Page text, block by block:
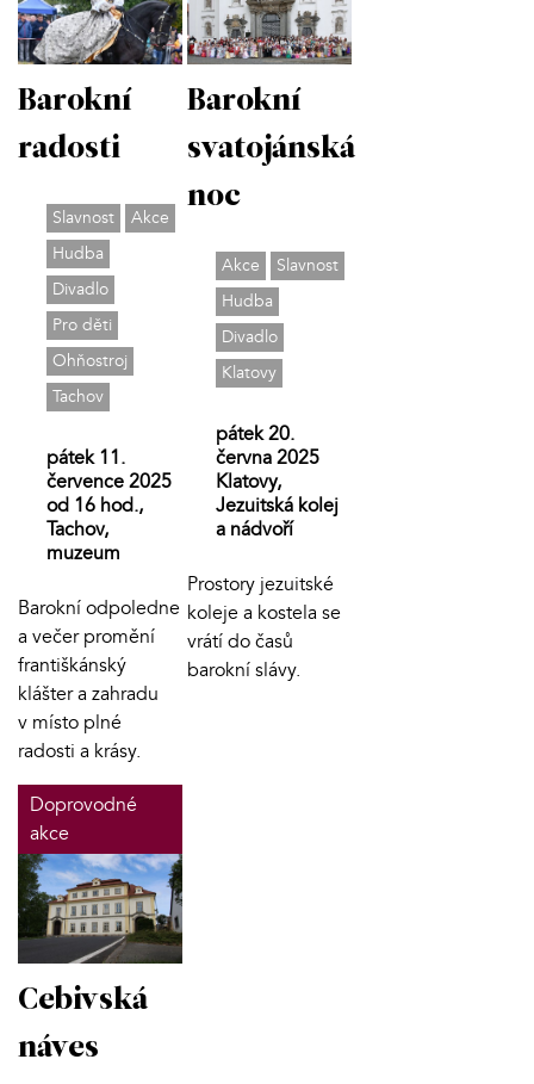
Barokní
radosti
Slavnost
Akce
Hudba
Divadlo
Pro děti
Ohňostroj
Tachov
pátek 11.
července 2025
od 16 hod.,
Tachov,
muzeum
Barokní odpoledne
a večer promění
františkánský
klášter a zahradu
v místo plné
radosti a krásy.
Barokní
svatojánská
noc
Akce
Slavnost
Hudba
Divadlo
Klatovy
pátek 20.
června 2025
Klatovy,
Jezuitská kolej
a nádvoří
Prostory jezuitské
koleje a kostela se
vrátí do časů
barokní slávy.
Doprovodné
akce
Cebivská
náves